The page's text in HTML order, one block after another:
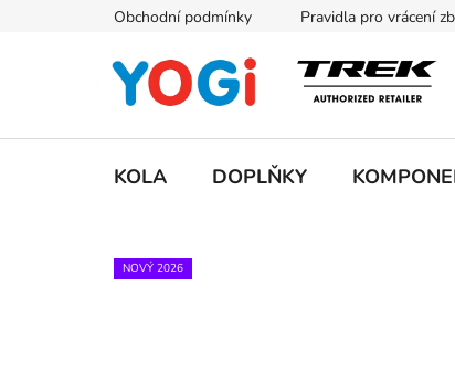
Obchodní podmínky Pravidla pro vrácení
KOLA DOPLŇKY
NOVÝ 2026